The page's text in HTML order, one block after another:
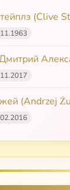
С. Льюис:
(Clive
(Andrzej